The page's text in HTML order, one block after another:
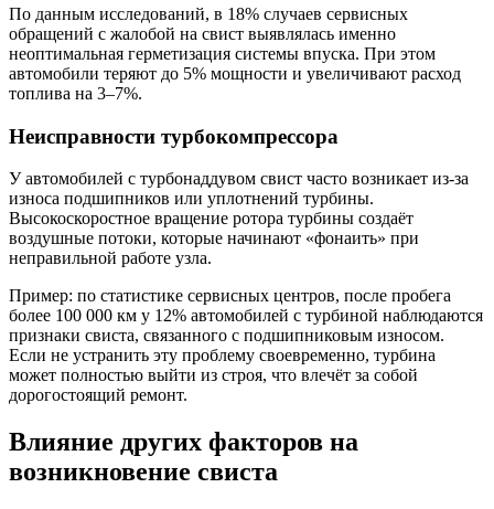
По данным исследований, в 18% случаев сервисных
обращений с жалобой на свист выявлялась именно
неоптимальная герметизация системы впуска. При этом
автомобили теряют до 5% мощности и увеличивают расход
топлива на 3–7%.
Неисправности турбокомпрессора
У автомобилей с турбонаддувом свист часто возникает из-за
износа подшипников или уплотнений турбины.
Высокоскоростное вращение ротора турбины создаёт
воздушные потоки, которые начинают «фонаить» при
неправильной работе узла.
Пример: по статистике сервисных центров, после пробега
более 100 000 км у 12% автомобилей с турбиной наблюдаются
признаки свиста, связанного с подшипниковым износом.
Если не устранить эту проблему своевременно, турбина
может полностью выйти из строя, что влечёт за собой
дорогостоящий ремонт.
Влияние других факторов на
возникновение свиста